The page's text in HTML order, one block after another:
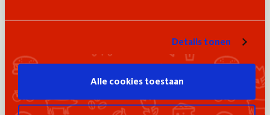
Details tonen
Alle cookies toestaan